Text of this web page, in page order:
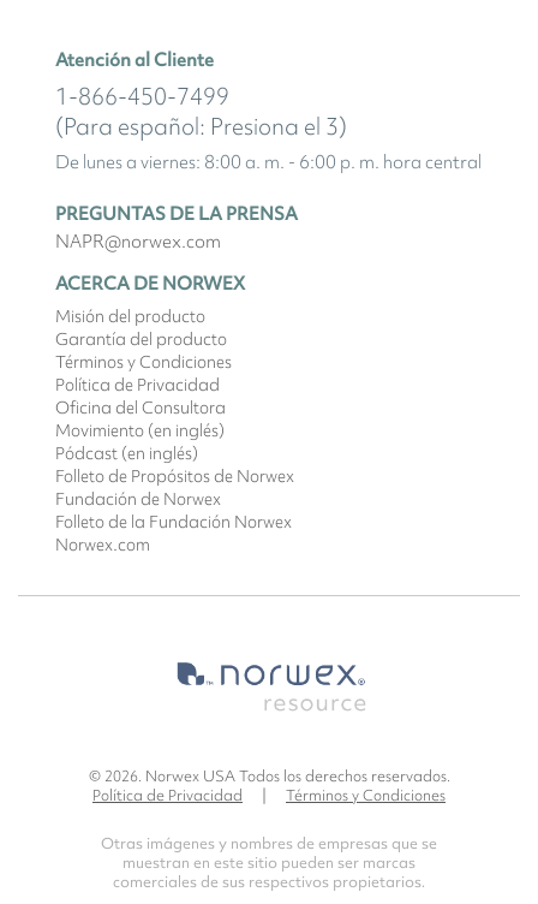
Atención al Cliente
1-866-450-7499
(Para español: Presiona el 3)
De lunes a viernes: 8:00 a. m. - 6:00 p. m. hora central
PREGUNTAS DE LA PRENSA
NAPR@norwex.com
ACERCA DE NORWEX
Misión del producto
Garantía del producto
Términos y Condiciones
Política de Privacidad
Oficina del Consultora
Movimiento (en inglés)
Pódcast (en inglés)
Folleto de Propósitos de Norwex
Fundación de Norwex
Folleto de la Fundación Norwex
Norwex.com
© 2026. Norwex USA Todos los derechos reservados.
Política de Privacidad
Términos y Condiciones
Otras imágenes y nombres de empresas que se
muestran en este sitio pueden ser marcas
comerciales de sus respectivos propietarios.